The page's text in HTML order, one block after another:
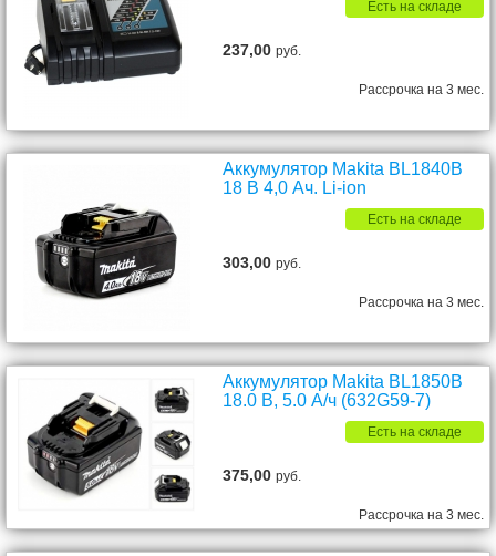
Есть на складе
237,00руб.
Рассрочка на 3 мес.
Аккумулятор Makita BL1840B
18 В 4,0 Ач. Li-ion
Есть на складе
303,00руб.
Рассрочка на 3 мес.
Аккумулятор Makita BL1850B
18.0 В, 5.0 А/ч (632G59-7)
Есть на складе
375,00руб.
Рассрочка на 3 мес.